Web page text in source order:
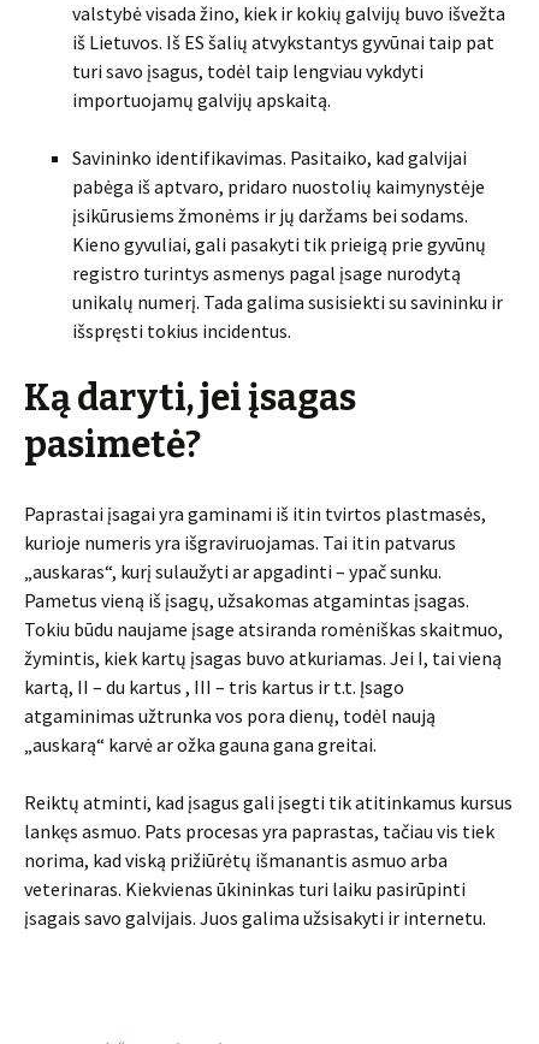
valstybė visada žino, kiek ir kokių galvijų buvo išvežta
iš Lietuvos. Iš ES šalių atvykstantys gyvūnai taip pat
turi savo įsagus, todėl taip lengviau vykdyti
importuojamų galvijų apskaitą.
Savininko identifikavimas. Pasitaiko, kad galvijai
pabėga iš aptvaro, pridaro nuostolių kaimynystėje
įsikūrusiems žmonėms ir jų daržams bei sodams.
Kieno gyvuliai, gali pasakyti tik prieigą prie gyvūnų
registro turintys asmenys pagal įsage nurodytą
unikalų numerį. Tada galima susisiekti su savininku ir
išspręsti tokius incidentus.
Ką daryti, jei įsagas
pasimetė?
Paprastai įsagai yra gaminami iš itin tvirtos plastmasės,
kurioje numeris yra išgraviruojamas. Tai itin patvarus
„auskaras“, kurį sulaužyti ar apgadinti – ypač sunku.
Pametus vieną iš įsagų, užsakomas atgamintas įsagas.
Tokiu būdu naujame įsage atsiranda romėniškas skaitmuo,
žymintis, kiek kartų įsagas buvo atkuriamas. Jei I, tai vieną
kartą, II – du kartus , III – tris kartus ir t.t. Įsago
atgaminimas užtrunka vos pora dienų, todėl naują
„auskarą“ karvė ar ožka gauna gana greitai.
Reiktų atminti, kad įsagus gali įsegti tik atitinkamus kursus
lankęs asmuo. Pats procesas yra paprastas, tačiau vis tiek
norima, kad viską prižiūrėtų išmanantis asmuo arba
veterinaras. Kiekvienas ūkininkas turi laiku pasirūpinti
įsagais savo galvijais. Juos galima užsisakyti ir internetu.